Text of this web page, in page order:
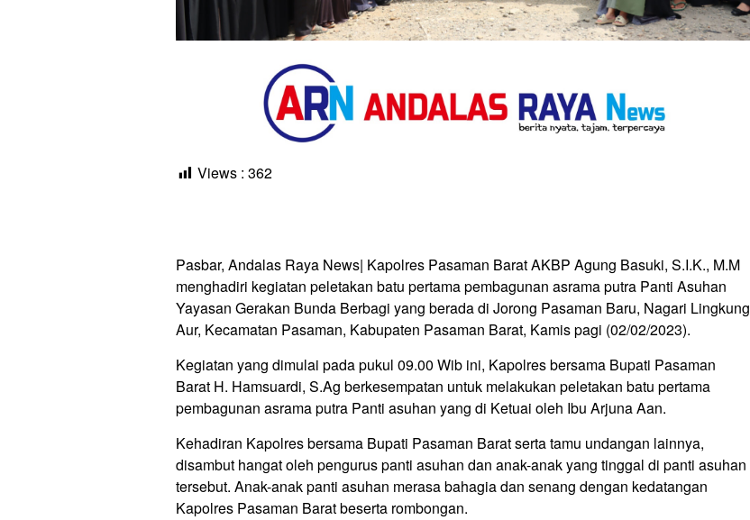
Views : 362
Pasbar, Andalas Raya News| Kapolres Pasaman Barat AKBP Agung Basuki, S.I.K., M.M
menghadiri kegiatan peletakan batu pertama pembagunan asrama putra Panti Asuhan
Yayasan Gerakan Bunda Berbagi yang berada di Jorong Pasaman Baru, Nagari Lingkung
Aur, Kecamatan Pasaman, Kabupaten Pasaman Barat, Kamis pagi (02/02/2023).
Kegiatan yang dimulai pada pukul 09.00 Wib ini, Kapolres bersama Bupati Pasaman
Barat H. Hamsuardi, S.Ag berkesempatan untuk melakukan peletakan batu pertama
pembagunan asrama putra Panti asuhan yang di Ketuai oleh Ibu Arjuna Aan.
Kehadiran Kapolres bersama Bupati Pasaman Barat serta tamu undangan lainnya,
disambut hangat oleh pengurus panti asuhan dan anak-anak yang tinggal di panti asuhan
tersebut. Anak-anak panti asuhan merasa bahagia dan senang dengan kedatangan
Kapolres Pasaman Barat beserta rombongan.